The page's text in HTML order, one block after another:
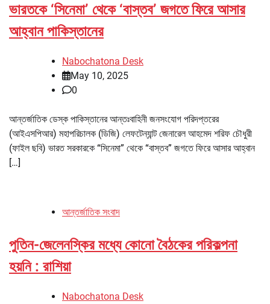
ভারতকে ‘সিনেমা’ থেকে ‘বাস্তব’ জগতে ফিরে আসার
আহ্বান পাকিস্তানের
Nabochatona Desk
May 10, 2025
0
আন্তর্জাতিক ডেস্ক পাকিস্তানের আন্তঃবাহিনী জনসংযোগ পরিদপ্তরের
(আইএসপিআর) মহাপরিচালক (ডিজি) লেফটেন্যান্ট জেনারেল আহমেদ শরিফ চৌধুরী
(ফাইল ছবি) ভারত সরকারকে “সিনেমা” থেকে “বাস্তব” জগতে ফিরে আসার আহ্বান
[…]
আন্তর্জাতিক সংবাদ
পুতিন-জেলেনস্কির মধ্যে কোনো বৈঠকের পরিকল্পনা
হয়নি : রাশিয়া
Nabochatona Desk